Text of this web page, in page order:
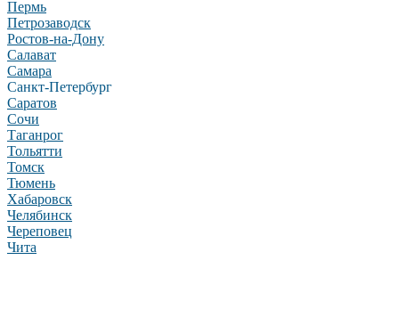
Пермь
Петрозаводск
Ростов-на-Дону
Салават
Самара
Санкт-Петербург
Саратов
Сочи
Таганрог
Тольятти
Томск
Тюмень
Хабаровск
Челябинск
Череповец
Чита